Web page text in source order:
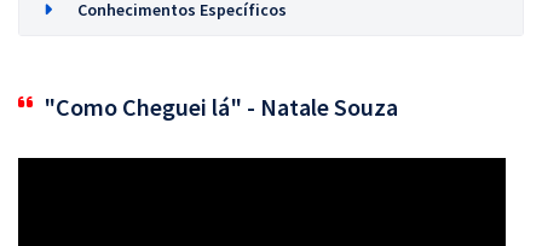
Conhecimentos Específicos
"Como Cheguei lá" - Natale Souza